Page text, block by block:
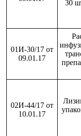
30
01И-30/17 от
09.01.17
02И-44/17 от
10.01.17